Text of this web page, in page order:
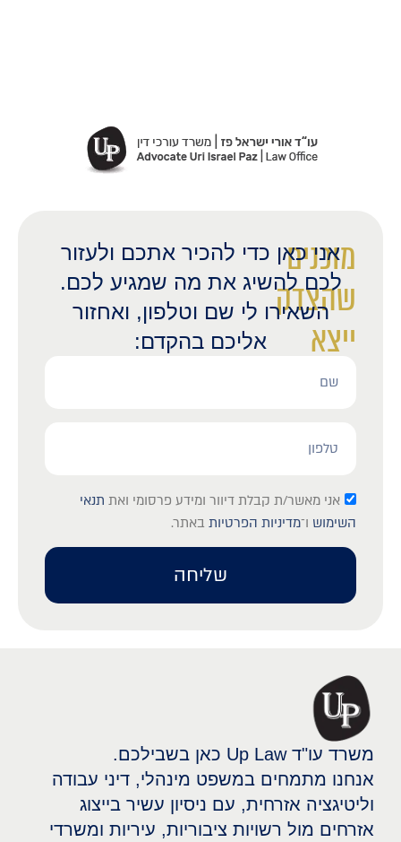
מוכנים
שהצדק
ייצא
לאור?
אני כאן כדי להכיר אתכם ולעזור
לכם להשיג את מה שמגיע לכם.
השאירו לי שם וטלפון, ואחזור
אליכם בהקדם:
אני מאשר/ת קבלת דיוור ומידע פרסומי ואת תנאי
השימוש ו־מדיניות הפרטיות באתר.
שליחה
משרד עו"ד Up Law כאן בשבילכם.
אנחנו מתמחים במשפט מינהלי, דיני עבודה
וליטיגציה אזרחית, עם ניסיון עשיר בייצוג
אזרחים מול רשויות ציבוריות, עיריות ומשרדי